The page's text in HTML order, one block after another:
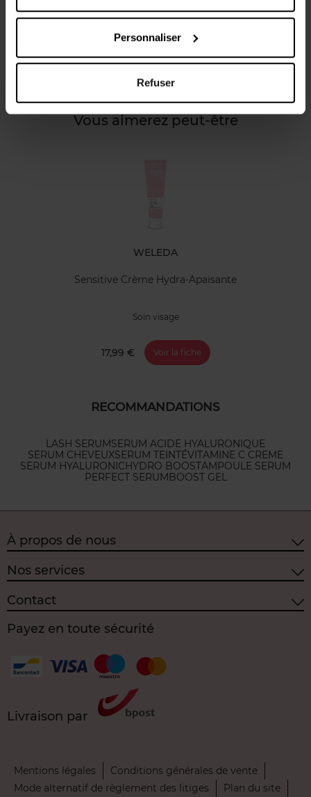
Personnaliser
Refuser
Caractéristiques
Avis client
Vous aimerez peut-être
WELEDA
Sensitive Crème Hydra-Apaisante
Soin visage
17,99 € Voir la fiche
RECOMMANDATIONS
LASH SERUMSERUM ACIDE HYALURONIQUE
SERUM CHEVEUXSERUM TEINTÉVITAMINE C CREME
SERUM HYALURONICHYDRO BOOSTAMPOULE SERUM
PERFECT SERUMBOOST GEL
À propos de nous
Nos services
Contact
Payez en toute sécurité
Livraison par
Mentions légales
Conditions générales de vente
Mode alternatif de règlement des litiges
Plan du site